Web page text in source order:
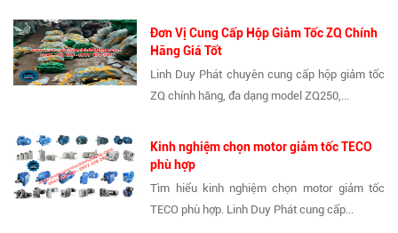
Đơn Vị Cung Cấp Hộp Giảm Tốc ZQ Chính
Hãng Giá Tốt
Linh Duy Phát chuyên cung cấp hộp giảm tốc
ZQ chính hãng, đa dạng model ZQ250,...
Kinh nghiệm chọn motor giảm tốc TECO
phù hợp
Tìm hiểu kinh nghiệm chọn motor giảm tốc
TECO phù hợp. Linh Duy Phát cung cấp...